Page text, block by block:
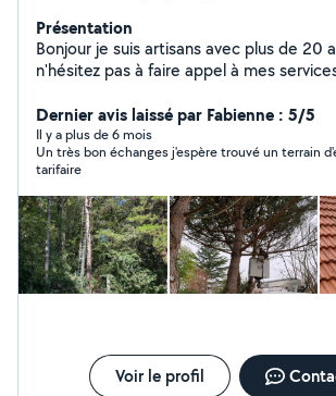
Présentation
Bonjour je suis artisans avec plus de 20
n'hésitez pas à faire appel à mes
haies enlèvement de souche d'arbre je
engin nacelle et je grimpe aussi à l'arbre
plantation d'arbres, création de jardin
pose de grillage et clôture Petite
aussi couvreur zingueur, j'effectue tous
toiture, tel le scellement de faîtage,
ventilé, changement de toiture,
traitement anti mousse toiture
pour l'imperméabilisation de la tuile,
ferronnerie aussi peinture intérieur sur
Dernier avis laissé par Fabienne : 5/5
Il y a plus de 6 mois
Un très bon échanges j'espère trouvé un terrain
tarifaire
Voir le profil